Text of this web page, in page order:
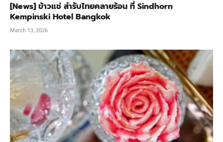
[News] ข้าวแช่ สำรับไทยคลายร้อน ที่ Sindhorn
Kempinski Hotel Bangkok
March 13, 2026